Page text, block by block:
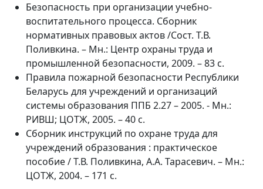
Безопасность при организации учебно-
воспитательного процесса. Сборник
нормативных правовых актов /Сост. Т.В.
Поливкина. – Мн.: Центр охраны труда и
промышленной безопасности, 2009. – 83 с.
Правила пожарной безопасности Республики
Беларусь для учреждений и организаций
системы образования ППБ 2.27 – 2005. - Мн.:
РИВШ; ЦОТЖ, 2005. – 40 с.
Сборник инструкций по охране труда для
учреждений образования : практическое
пособие / Т.В. Поливкина, А.А. Тарасевич. – Мн.:
ЦОТЖ, 2004. – 171 с.